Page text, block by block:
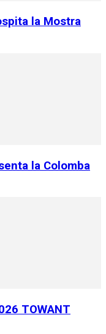
la Mostra
la Colomba
TOWANT